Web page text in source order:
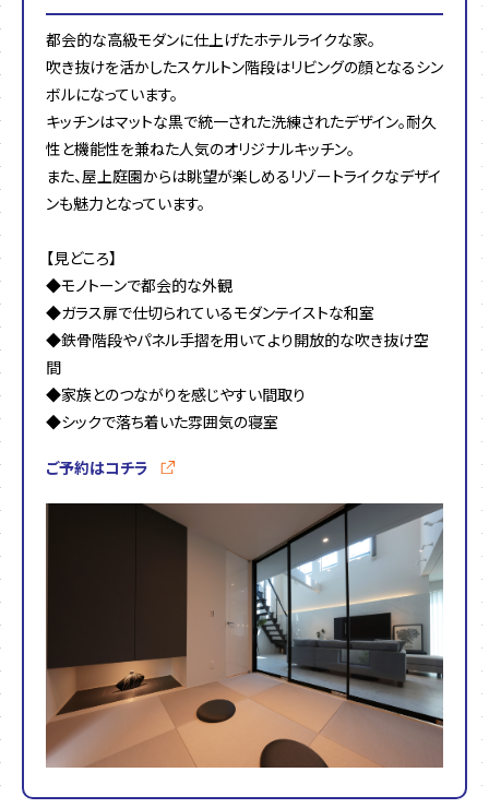
都会的な高級モダンに仕上げたホテルライクな家。
吹き抜けを活かしたスケルトン階段はリビングの顔となるシン
ボルになっています。
キッチンはマットな黒で統一された洗練されたデザイン。耐久
性と機能性を兼ねた人気のオリジナルキッチン。
また、屋上庭園からは眺望が楽しめるリゾートライクなデザイ
ンも魅力となっています。
【見どころ】
◆モノトーンで都会的な外観
◆ガラス扉で仕切られているモダンテイストな和室
◆鉄骨階段やパネル手摺を用いてより開放的な吹き抜け空
間
◆家族とのつながりを感じやすい間取り
◆シックで落ち着いた雰囲気の寝室
ご予約はコチラ